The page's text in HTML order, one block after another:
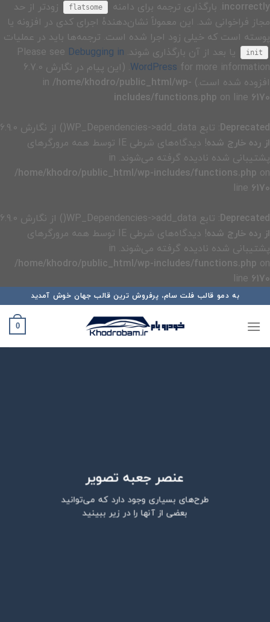
incorrectly. بارگذاری ترجمه برای دامنه flatsome
زودتر از حد
مجاز فراخوانی شد. این معمولاً نشان‌دهندهٔ اجرای کدی در افزونه یا
پوسته است که خیلی زود اجرا شده است. ترجمه‌ها باید در عملیات
init یا بعد از آن بارگذاری شوند. Please see Debugging in
WordPress
for more information. (این پیام در نگارش 6.7.0
افزوده شده است.) in /home/khodro/public_html/wp-
includes/functions.php on line 6170
Deprecated: تابع WP_Dependencies->add_data() از نگارش 6.9.0
از رده خارج شده
! دیدگاه‌های شرطی IE توسط همه مرورگرهای
پشتیبانی شده نادیده گرفته می‌شوند. in
/home/khodro/public_html/wp-includes/functions.php on
line 6170
Deprecated: تابع WP_Dependencies->add_data() از نگارش 6.9.0
از رده خارج شده
! دیدگاه‌های شرطی IE توسط همه مرورگرهای
پشتیبانی شده نادیده گرفته می‌شوند. in
/home/khodro/public_html/wp-includes/functions.php on
line 6170
به
محتوا
به دمو قالب فلت سام، پرفروش ترین قالب جهان خوش آمدید
0
عنصر جعبه تصویر
طرح‌های بسیاری وجود دارد که می‌توانید
بعضی از آنها را در زیر ببینید